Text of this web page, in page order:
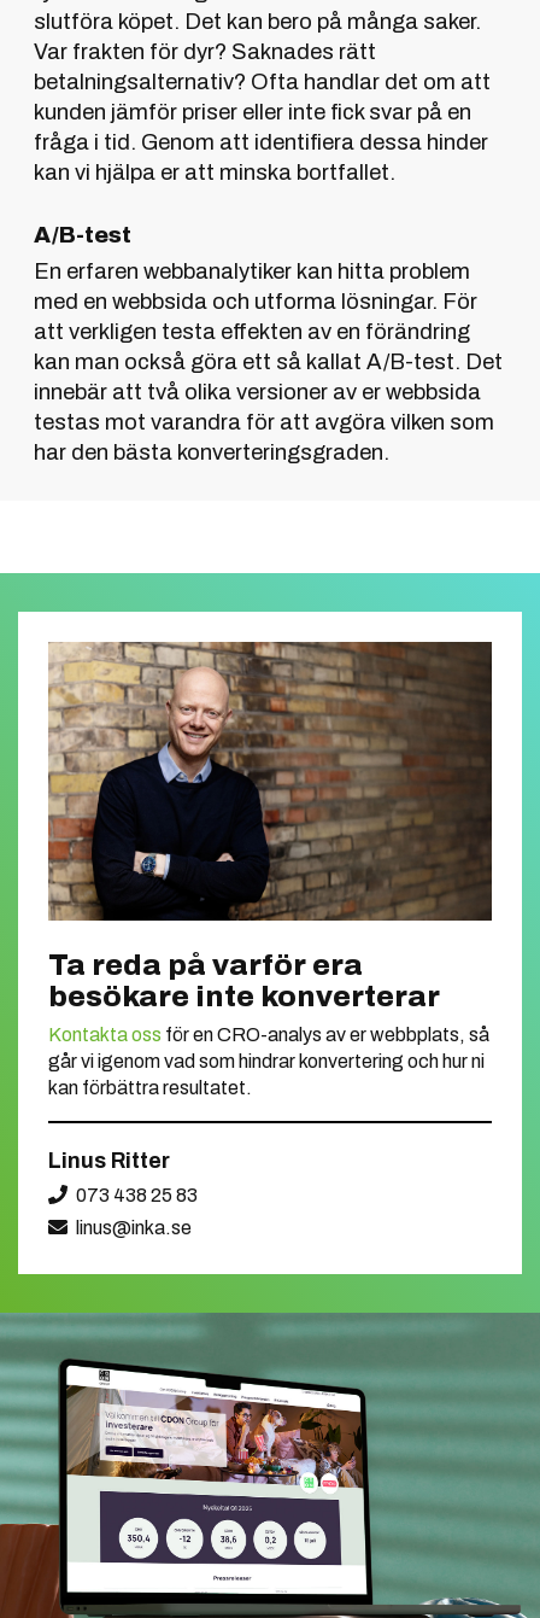
slutföra köpet. Det kan bero på många saker.
Var frakten för dyr? Saknades rätt
betalningsalternativ? Ofta handlar det om att
kunden jämför priser eller inte fick svar på en
fråga i tid. Genom att identifiera dessa hinder
kan vi hjälpa er att minska bortfallet.
A/B-test
En erfaren webbanalytiker kan hitta problem
med en webbsida och utforma lösningar. För
att verkligen testa effekten av en förändring
kan man också göra ett så kallat A/B-test. Det
innebär att två olika versioner av er webbsida
testas mot varandra för att avgöra vilken som
har den bästa konverteringsgraden.
Ta reda på varför era
besökare inte konverterar
Kontakta oss för en CRO-analys av er webbplats, så
går vi igenom vad som hindrar konvertering och hur ni
kan förbättra resultatet.
Linus Ritter
073 438 25 83
linus@inka.se